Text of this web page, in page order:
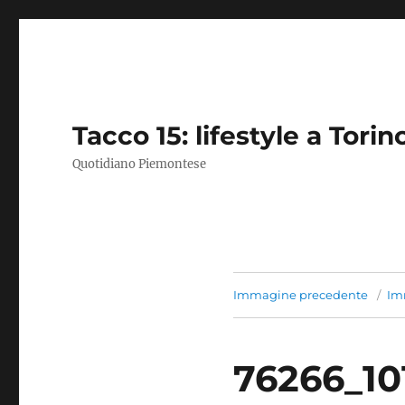
Tacco 15: lifestyle a
Quotidiano Piemontese
Immagine precedente